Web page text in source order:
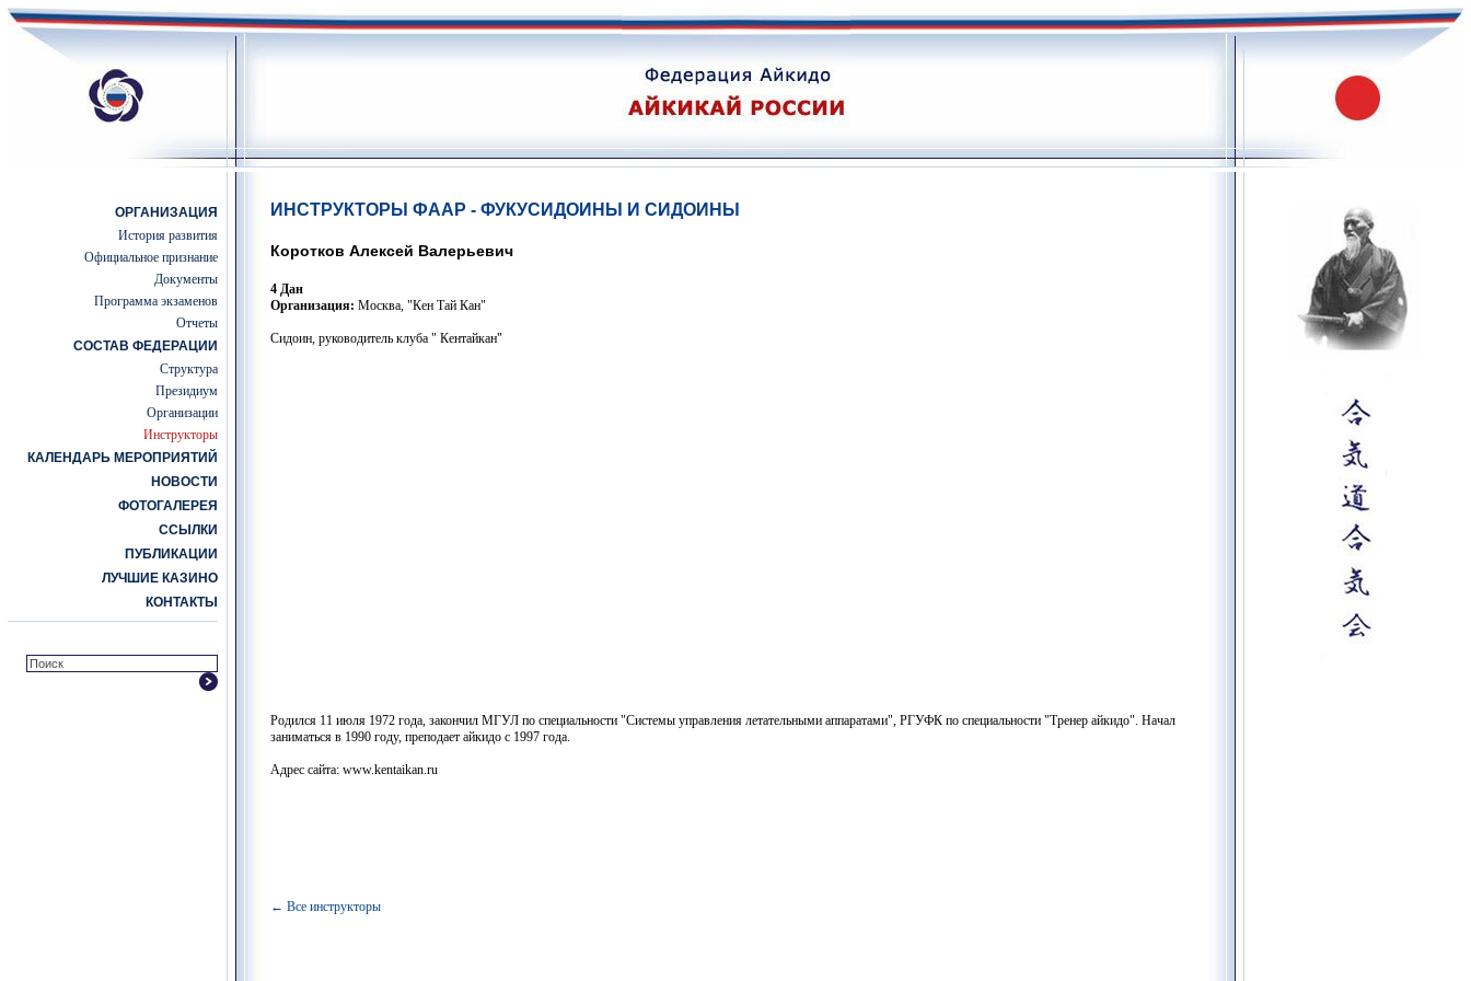
ОРГАНИЗАЦИЯ
История развития
Официальное признание
Документы
Программа экзаменов
Отчеты
СОСТАВ ФЕДЕРАЦИИ
Структура
Президиум
Организации
Инструкторы
КАЛЕНДАРЬ МЕРОПРИЯТИЙ
НОВОСТИ
ФОТОГАЛЕРЕЯ
ССЫЛКИ
ПУБЛИКАЦИИ
ЛУЧШИЕ КАЗИНО
КОНТАКТЫ
ИНСТРУКТОРЫ ФААР - ФУКУСИДОИНЫ И СИДОИНЫ
Коротков Алексей Валерьевич
4 Дан
Организация: Москва, "Кен Тай Кан"
Сидоин, руководитель клуба " Кентайкан"
Родился 11 июля 1972 года, закончил МГУЛ по специальности "Системы управления летательными аппаратами", РГУФК по специальности "Тренер айкидо". Начал
заниматься в 1990 году, преподает айкидо с 1997 года.
Адрес сайта: www.kentaikan.ru
← Все инструкторы